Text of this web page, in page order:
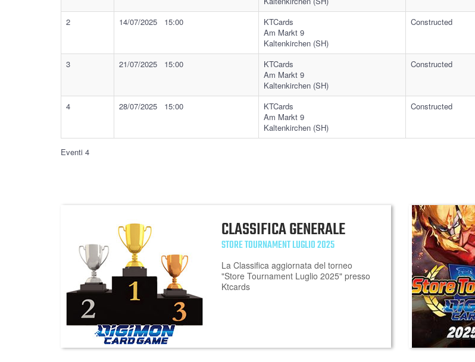
2 14/07/2025 15:00
KTCards
Am Markt 9
Kaltenkirchen (SH)
Constructed
3 21/07/2025 15:00
KTCards
Am Markt 9
Kaltenkirchen (SH)
Constructed
4 28/07/2025 15:00
KTCards
Am Markt 9
Kaltenkirchen (SH)
Constructed
Eventi 4
CLASSIFICA GENERALE
STORE TOURNAMENT LUGLIO 2025
La Classifica aggiornata del torneo
"Store Tournament Luglio 2025" presso
Ktcards